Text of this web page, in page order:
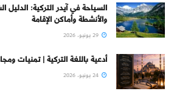
السياحة في آيدر التركية:
والأنشطة وأماكن الإقامة
أدعية باللغة التركية | تمنيات